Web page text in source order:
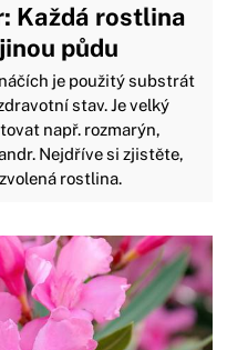
Každá rostlina
půdu
je použitý substrát
stav. Je velký
např. rozmarýn,
Nejdříve si zjistěte,
rostlina.